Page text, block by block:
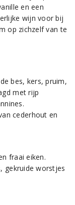
en een
wijn voor bij
op zichzelf van te
bes, kers, pruim,
met rijp
cederhout en
fraai eiken.
gekruide worstjes